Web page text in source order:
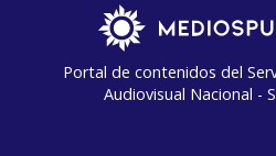
Portal de contenidos del
Audiovisual Nacional -